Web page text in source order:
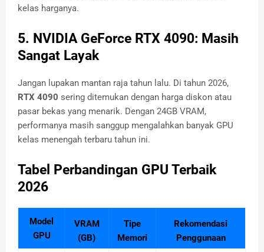
kelas harganya.
5. NVIDIA GeForce RTX 4090: Masih
Sangat Layak
Jangan lupakan mantan raja tahun lalu. Di tahun 2026,
RTX 4090 sering ditemukan dengan harga diskon atau
pasar bekas yang menarik. Dengan 24GB VRAM,
performanya masih sanggup mengalahkan banyak GPU
kelas menengah terbaru tahun ini.
Tabel Perbandingan GPU Terbaik
2026
Model
GPU
VRAM
(GB)
Tipe
Memori
Rekomendasi
Penggunaan